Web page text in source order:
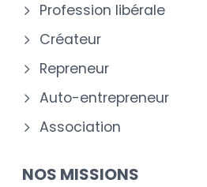
Profession libérale
Créateur
Repreneur
Auto-entrepreneur
Association
NOS MISSIONS